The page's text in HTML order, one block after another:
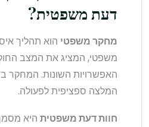
דעת משפטית?
מחקר משפטי הוא תהליך
משפטי, המציג את המצב
האפשרויות השונות. המחקר
המלצה ספציפית לפעולה.
חוות דעת משפטית היא